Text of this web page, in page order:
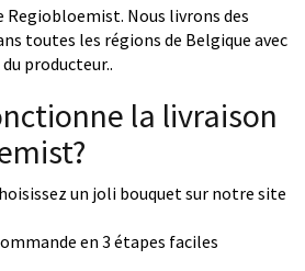
Regiobloemist. Nous livrons des
toutes les régions de Belgique avec
producteur..
la livraison
un joli bouquet sur notre site
en 3 étapes faciles